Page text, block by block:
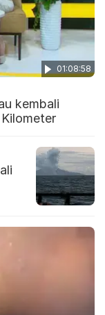
01:08:58
kembali